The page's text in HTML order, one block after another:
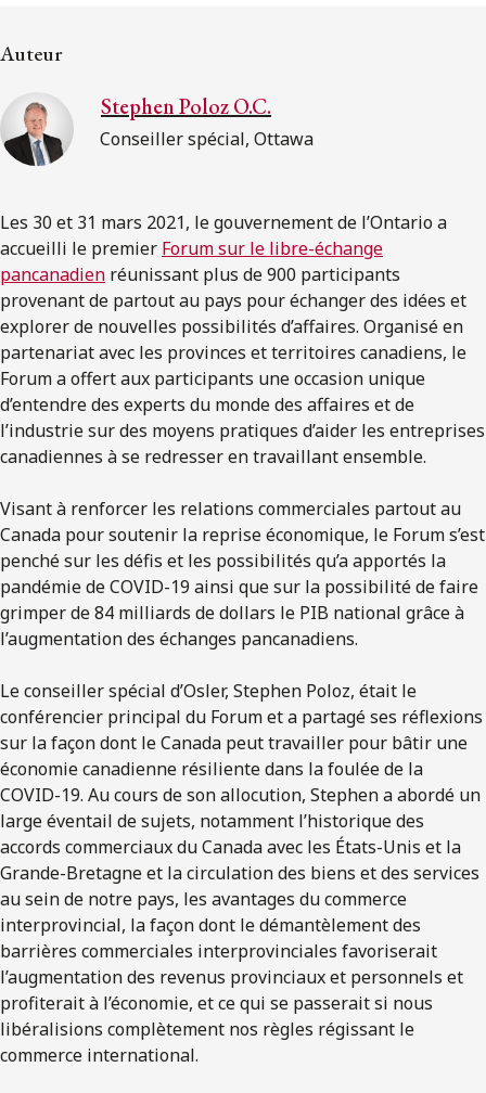
Auteur
Stephen Poloz O.C.
Conseiller spécial, Ottawa
Les 30 et 31 mars 2021, le gouvernement de l’Ontario a
accueilli le premier Forum sur le libre-échange
pancanadien réunissant plus de 900 participants
provenant de partout au pays pour échanger des idées et
explorer de nouvelles possibilités d’affaires. Organisé en
partenariat avec les provinces et territoires canadiens, le
Forum a offert aux participants une occasion unique
d’entendre des experts du monde des affaires et de
l’industrie sur des moyens pratiques d’aider les entreprises
canadiennes à se redresser en travaillant ensemble.
Visant à renforcer les relations commerciales partout au
Canada pour soutenir la reprise économique, le Forum s’est
penché sur les défis et les possibilités qu’a apportés la
pandémie de COVID-19 ainsi que sur la possibilité de faire
grimper de 84 milliards de dollars le PIB national grâce à
l’augmentation des échanges pancanadiens.
Le conseiller spécial d’Osler, Stephen Poloz, était le
conférencier principal du Forum et a partagé ses réflexions
sur la façon dont le Canada peut travailler pour bâtir une
économie canadienne résiliente dans la foulée de la
COVID-19. Au cours de son allocution, Stephen a abordé un
large éventail de sujets, notamment l’historique des
accords commerciaux du Canada avec les États-Unis et la
Grande-Bretagne et la circulation des biens et des services
au sein de notre pays, les avantages du commerce
interprovincial, la façon dont le démantèlement des
barrières commerciales interprovinciales favoriserait
l’augmentation des revenus provinciaux et personnels et
profiterait à l’économie, et ce qui se passerait si nous
libéralisions complètement nos règles régissant le
commerce international.